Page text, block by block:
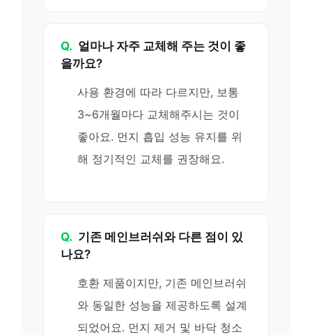
Q. 얼마나 자주 교체해 주는 것이 좋
을까요?
사용 환경에 따라 다르지만, 보통
3~6개월마다 교체해주시는 것이
좋아요. 먼지 흡입 성능 유지를 위
해 정기적인 교체를 권장해요.
Q. 기존 메인브러쉬와 다른 점이 있
나요?
호환 제품이지만, 기존 메인브러쉬
와 동일한 성능을 제공하도록 설계
되었어요. 먼지 제거 및 바닥 청소